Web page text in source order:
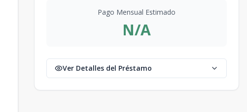
Pago Mensual Estimado
N/A
Ver Detalles del Préstamo